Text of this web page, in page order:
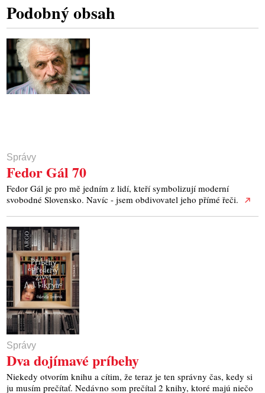
Podobný obsah
Správy
Fedor Gál 70
Fedor Gál je pro mě jedním z lidí, kteří symbolizují moderní
svobodné Slovensko. Navíc - jsem obdivovatel jeho přímé řeči.
Správy
Dva dojímavé príbehy
Niekedy otvorím knihu a cítim, že teraz je ten správny čas, kedy si
ju musím prečítať. Nedávno som prečítal 2 knihy, ktoré majú niečo